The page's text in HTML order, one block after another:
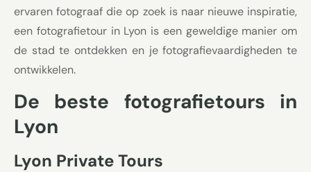
ervaren fotograaf die op zoek is naar nieuwe inspiratie,
een fotografietour in Lyon is een geweldige manier om
de stad te ontdekken en je fotografievaardigheden te
ontwikkelen.
De beste fotografietours in
Lyon
Lyon Private Tours